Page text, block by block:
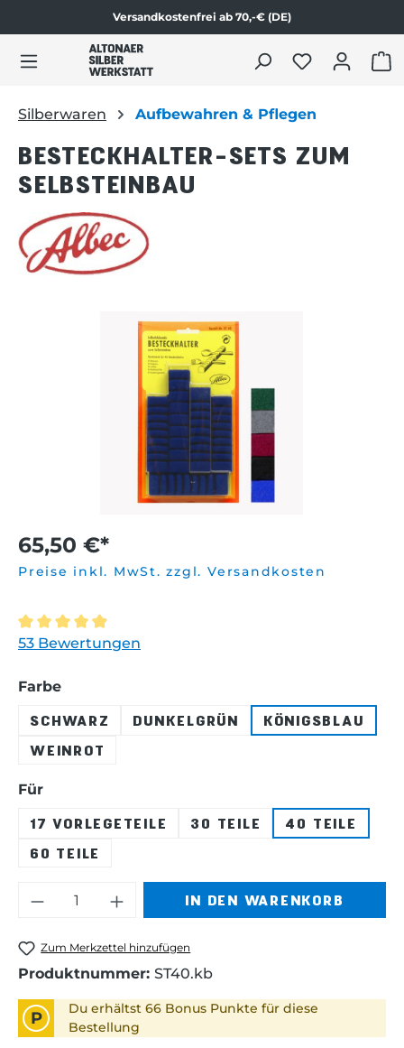
Zum Produktinhalt springen
Versandkostenfrei ab 70,-€ (DE)
Silberwaren Aufbewahren & Pflegen
BESTECKHALTER-SETS ZUM
SELBSTEINBAU
Bildergalerie überspringen
65,50 €*
Preise inkl. MwSt. zzgl. Versandkosten
Durchschnittliche Bewertung von 4.9 von 5 Sternen
53 Bewertungen
Farbeauswählen
SCHWARZ
DUNKELGRÜN
KÖNIGSBLAU
WEINROT
Fürauswählen
17 VORLEGETEILE
30 TEILE
40 TEILE
60 TEILE
Produkt Anzahl: Gib den
IN DEN WARENKORB
Zum Merkzettel hinzufügen
Produktnummer: ST40.kb
P
Du erhältst 66 Bonus Punkte für diese
Bestellung